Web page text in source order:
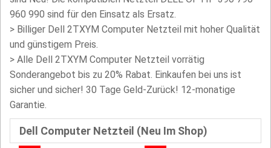
960 990 sind für den Einsatz als Ersatz.
> Billiger Dell 2TXYM Computer Netzteil mit hoher Qualität
und günstigem Preis.
> Alle Dell 2TXYM Computer Netzteil vorrätig
Sonderangebot bis zu 20% Rabat. Einkaufen bei uns ist
sicher und sicher! 30 Tage Geld-Zurück! 12-monatige
Garantie.
Dell Computer Netzteil (Neu Im Shop)